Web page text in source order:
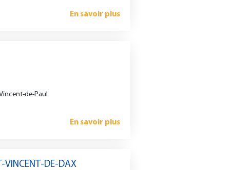
En savoir plus
de-Paul
En savoir plus
VINCENT-DE-DAX